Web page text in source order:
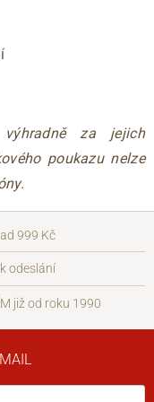
za jejich
poukazu nelze
999 Kč
odeslání
již od roku 1990